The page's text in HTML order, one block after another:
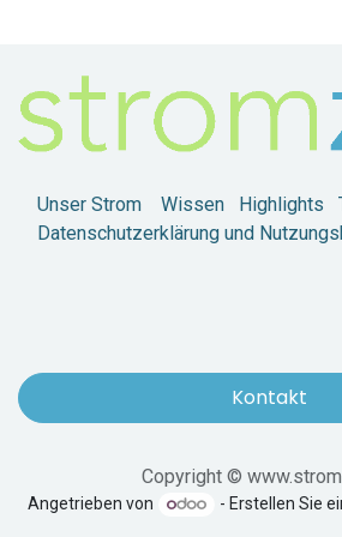
Unser Strom Wissen Highlights
Datenschutzerklärung und
Kontakt
Copyright ©
Angetrieben von - Erstellen Sie